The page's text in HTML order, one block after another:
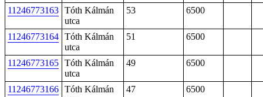
11246773163 Tóth Kálmán
utca
53 6500
11246773164 Tóth Kálmán
utca
51 6500
11246773165 Tóth Kálmán
utca
49 6500
11246773166 Tóth Kálmán
47 6500